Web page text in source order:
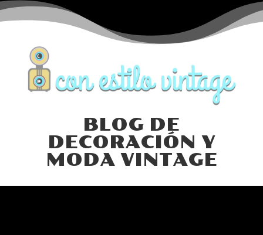
BLOG DE
DECORACIÓN Y
MODA VINTAGE